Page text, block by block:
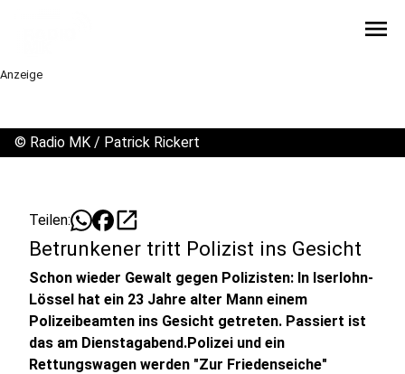
menu
Anzeige
© Radio MK / Patrick Rickert
Teilen: open_in_new
Betrunkener tritt Polizist ins Gesicht
Schon wieder Gewalt gegen Polizisten: In Iserlohn-
Lössel hat ein 23 Jahre alter Mann einem
Polizeibeamten ins Gesicht getreten. Passiert ist
das am Dienstagabend.Polizei und ein
Rettungswagen werden "Zur Friedenseiche"